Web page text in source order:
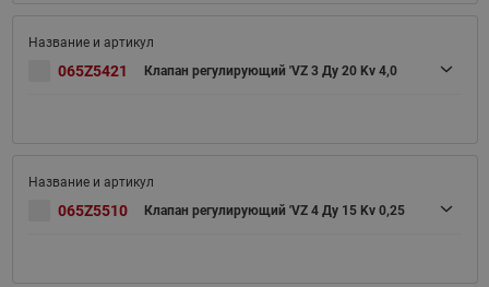
065Z5421 Клапан регулирующий 'VZ 3 Ду 20 Kv 4,0
065Z5510 Клапан регулирующий 'VZ 4 Ду 15 Kv 0,25